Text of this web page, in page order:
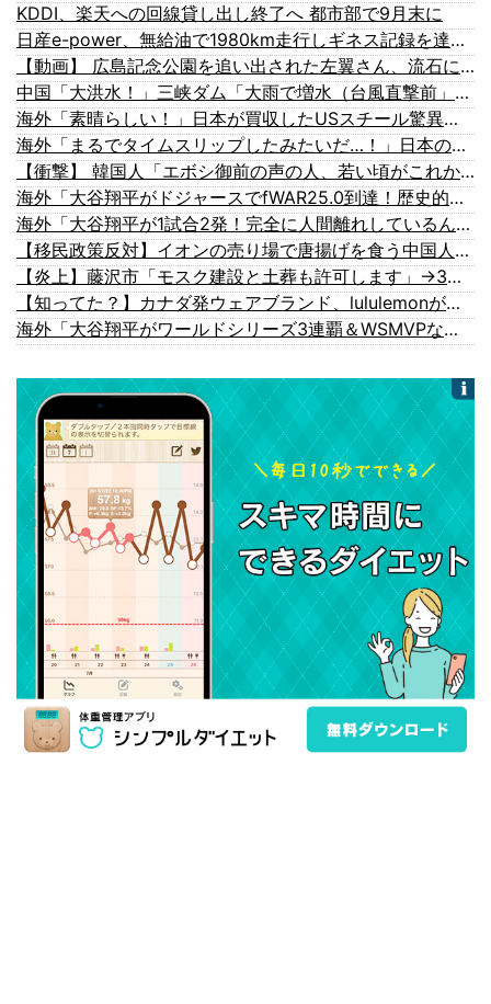
KDDI、楽天への回線貸し出し終了へ 都市部で9月末に
日産e-power、無給油で1980km走行しギネス記録を達成、無駄な発電や送電ロスなくEVよりエコを証明
【動画】 広島記念公園を追い出された左翼さん、流石にキモすぎて炎上
中国「大洪水！」三峡ダム「大雨で増水（台風直撃前」中国ダム「緊急放流！」中国鉄道「列車が走行中に流される」中国避難所「支援物資は有料です」謎の勢力「え」→
海外「素晴らしい！」日本が買収したUSスチール驚異の大復活に米国人が大喜び
海外「まるでタイムスリップしたみたいだ…！」日本の江戸時代の街並みがそのまま保存されている貴重な場所とは・・・？【海外の反応】
【衝撃】 韓国人「エボシ御前の声の人、若い頃がこれかよ」
海外「大谷翔平がドジャースでfWAR25.0到達！歴史的ペースに海外騒然…」
海外「大谷翔平が1試合2発！完全に人間離れしているんだが…」
【移民政策反対】イオンの売り場で唐揚げを食う中国人の子供
【炎上】藤沢市「モスク建設と土葬も許可します」→3万人の反対署名も却下
【知ってた？】カナダ発ウェアブランド、lululemonが日本でオープン→店名は日本差別からできた？
海外「大谷翔平がワールドシリーズ3連覇＆WSMVPなら歴代何位？海外ファンの答えがこちら」